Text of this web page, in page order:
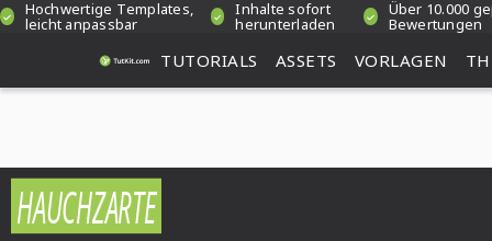
Hochwertige Templates,
leicht anpassbar
Inhalte sofort
herunterladen
Über 10.000
Bewertungen
TUTORIALS ASSETS VORLAGEN
HAUCHZARTE